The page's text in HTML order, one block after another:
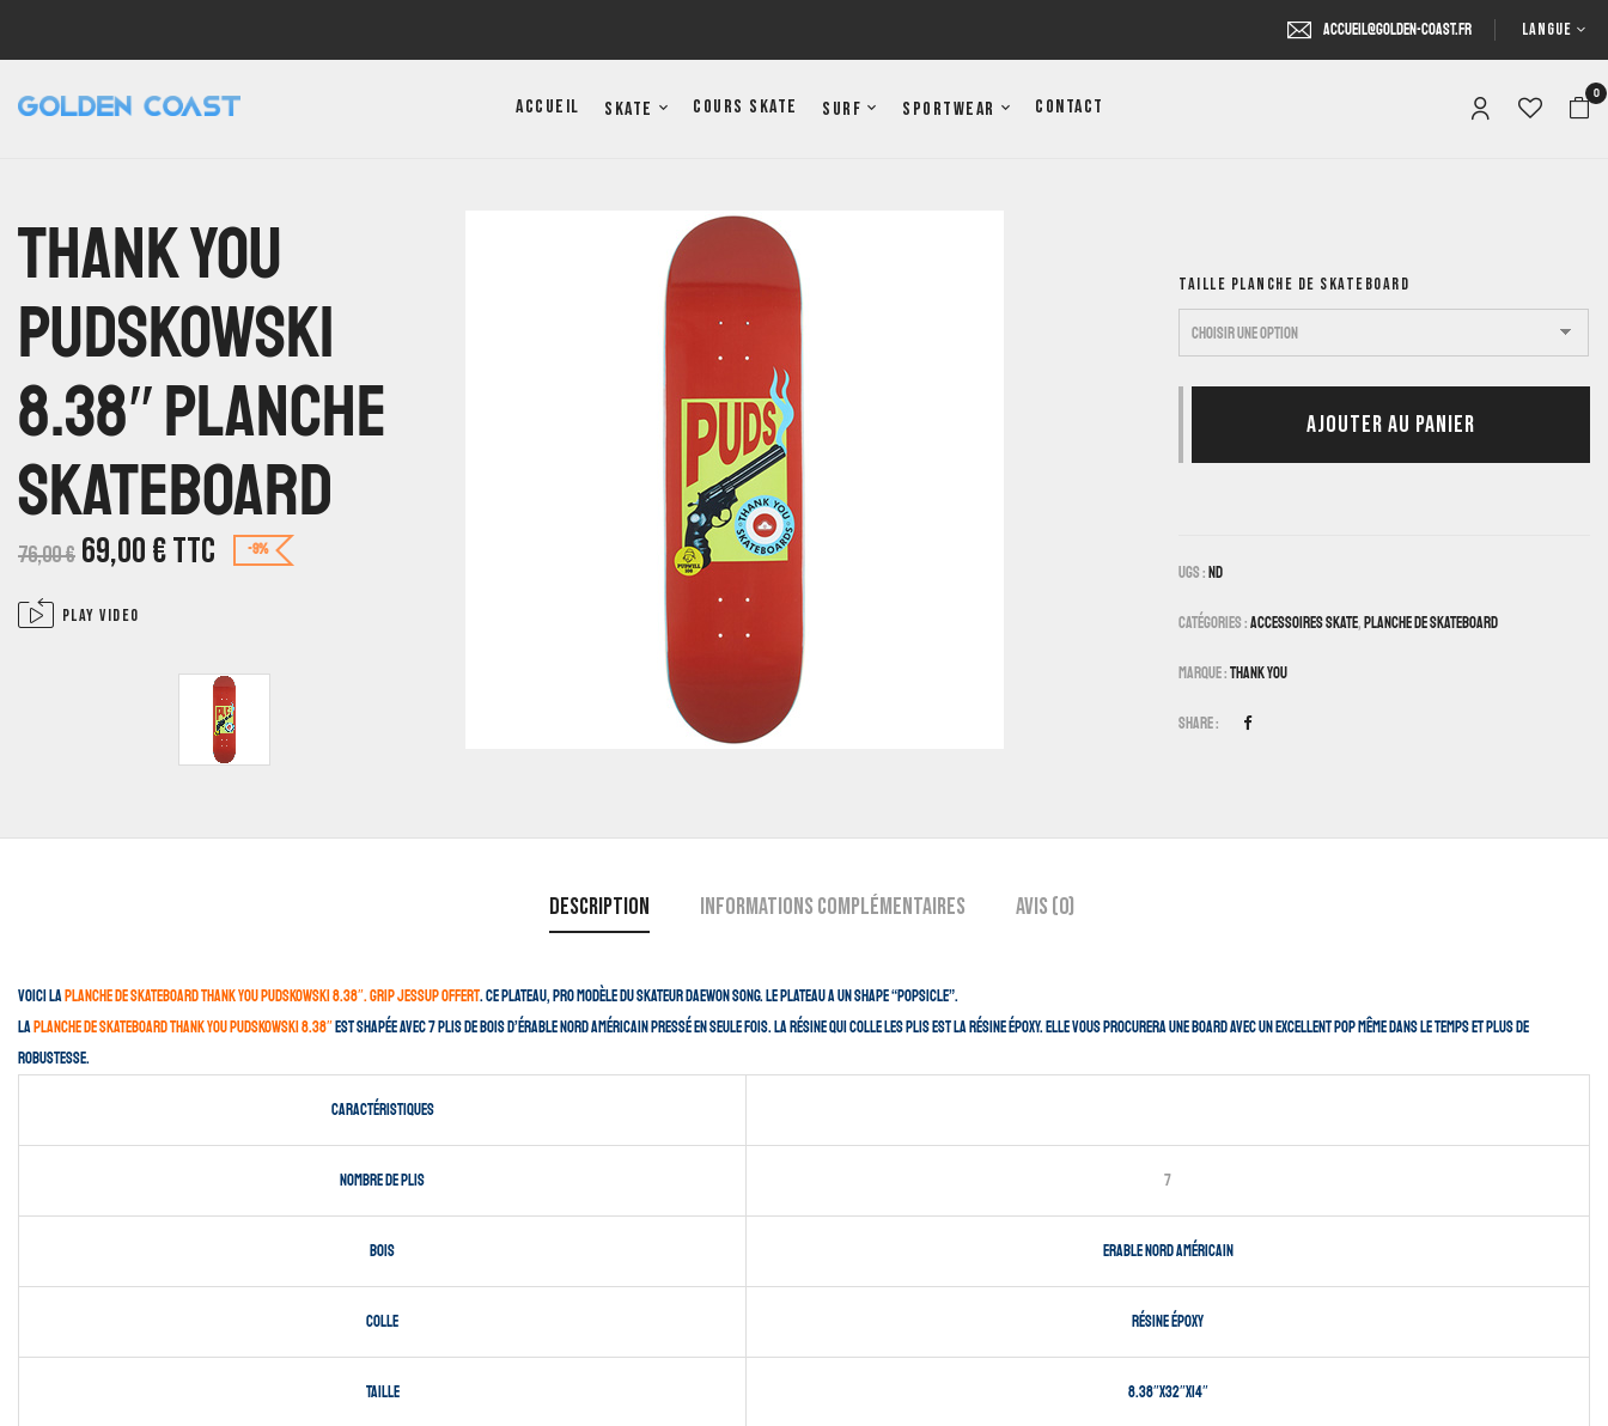
accueil@golden-coast.fr LANGUE
Accueil Skate Cours Skate Surf Sportwear Contact
0
Thank You
Pudskowski
8.38″ Planche
Skateboard
76,00€ 69,00€TTC -9%
Play video
TAILLE PLANCHE DE SKATEBOARD
AJOUTER AU PANIER
UGS : ND
Catégories :Accessoires Skate, Planche De Skateboard
Marque :Thank You
Share :
Description Informations complémentaires Avis (0)
Voici la planche de skateboard Thank You Pudskowski 8.38″. Grip Jessup offert. Ce plateau, pro modèle du skateur Daewon Song. Le plateau a un shape “popsicle”.
La planche de skateboard Thank You Pudskowski 8.38″ est shapée avec 7 plis de bois d’érable nord américain pressé en seule fois. La résine qui colle les plis est la résine époxy. Elle vous procurera une board avec un excellent pop même dans le temps et plus de
robustesse.
Caractéristiques
Nombre de plis 7
Bois Erable nord américain
Colle Résine époxy
Taille 8.38″X32″X14″